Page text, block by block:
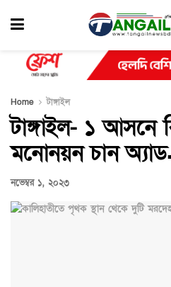
Home টাঙ্গাইল
টাঙ্গাইল- ১ আসনে
মনোনয়ন চান
নভেম্বর ১, ২০২৩